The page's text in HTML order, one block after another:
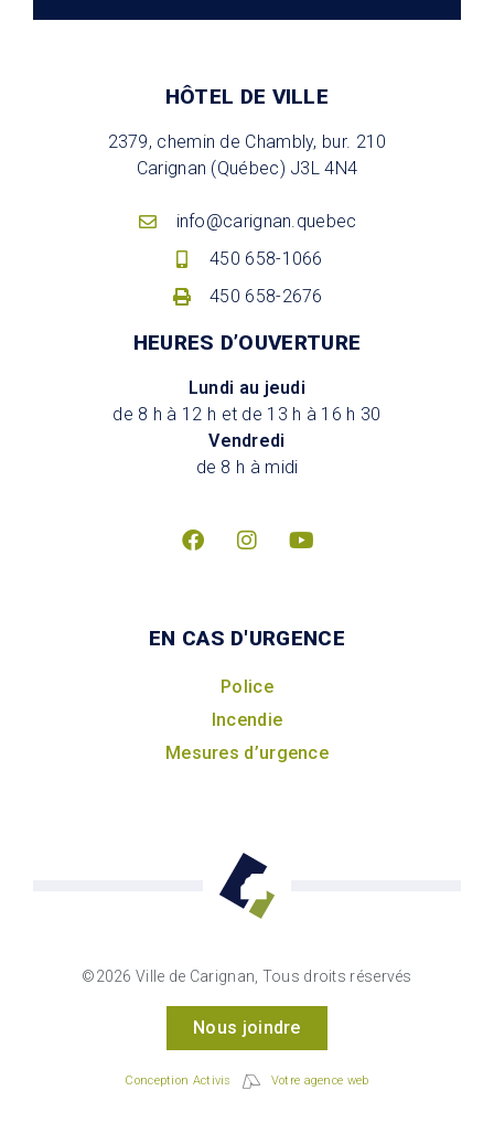
HÔTEL DE VILLE
2379, chemin de Chambly, bur. 210
Carignan (Québec) J3L 4N4
info@carignan.quebec
450 658-1066
450 658-2676
HEURES D’OUVERTURE
Lundi au jeudi
de 8 h à 12 h et de 13 h à 16 h 30
Vendredi
de 8 h à midi
EN CAS D'URGENCE
Police
Incendie
Mesures d’urgence
©2026 Ville de Carignan, Tous droits réservés
Nous joindre
Conception Activis Votre agence web